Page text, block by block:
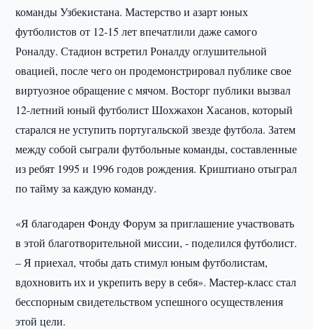
команды Узбекистана. Мастерство и азарт юных
футболистов от 12-15 лет впечатлили даже самого
Роналду. Стадион встретил Роналду оглушительной
овацией, после чего он продемонстрировал публике свое
виртуозное обращение с мячом. Восторг публики вызвал
12-летний юный футболист Шохжахон Хасанов, который
старался не уступить португальской звезде футбола. Затем
между собой сыграли футбольные команды, составленные
из ребят 1995 и 1996 годов рождения. Криштиано отыграл
по тайму за каждую команду.
«Я благодарен Фонду Форум за приглашение участвовать
в этой благотворительной миссии, - поделился футболист.
– Я приехал, чтобы дать стимул юным футболистам,
вдохновить их и укрепить веру в себя». Мастер-класс стал
бесспорным свидетельством успешного осуществления
этой цели.